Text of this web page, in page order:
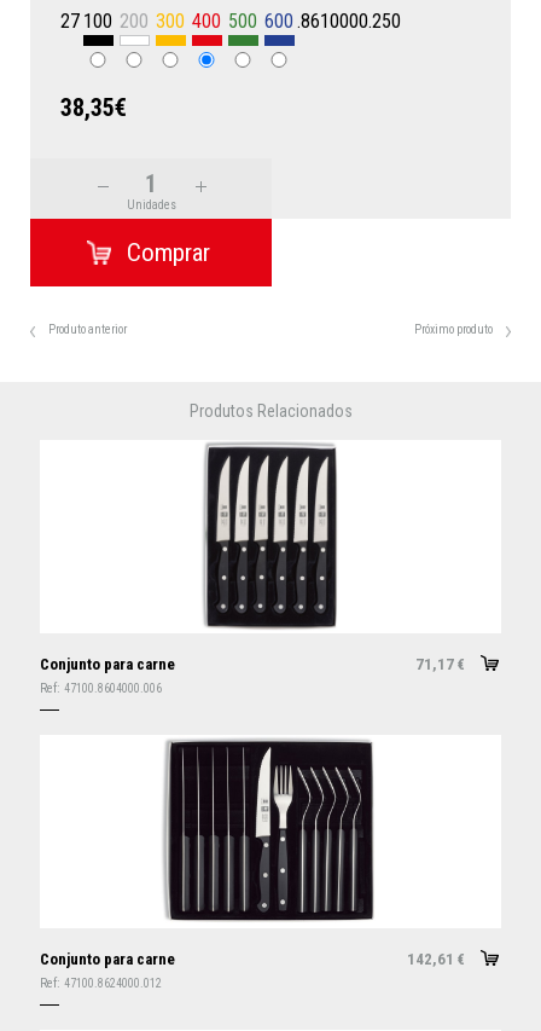
27 100 200 300 400 500 600 .8610000.250
38,35€
Unidades
Produto anterior Próximo produto
Produtos Relacionados
Conjunto para carne 71,17 €
Ref: 47100.8604000.006
Conjunto para carne 142,61 €
Ref: 47100.8624000.012